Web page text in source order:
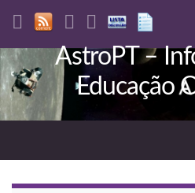
Search for:
AstroPT –
Educação